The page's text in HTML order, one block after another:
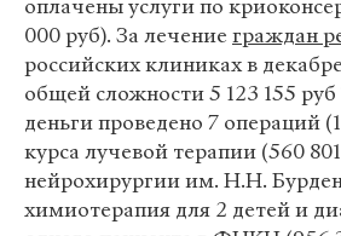
оплачены услуги по
000 руб). За лечение граждан
российских клиниках в
общей сложности 5 123 155
деньги проведено 7 операций
курса лучевой терапии (560
нейрохирургии им. Н.Н.
химиотерапия для 2 детей и